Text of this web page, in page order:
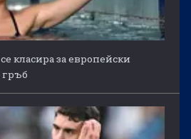
класира за европейски